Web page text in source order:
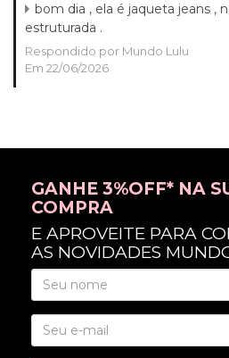
bom dia , ela é jaqueta jeans ,
estruturada .
Respondido por Mundo Lulu
Em 22/06/2026
GANHE 3%OFF* NA
COMPRA
E APROVEITE PARA
AS NOVIDADES